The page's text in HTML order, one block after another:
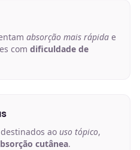
absorção mais rápida e
com dificuldade de
ao uso tópico,
cutânea.